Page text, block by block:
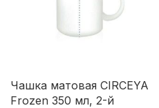
Чашка матовая CIRCEYA
Frozen 350 мл, 2-й